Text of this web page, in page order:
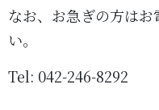
なお、お急ぎの方は
い。
Tel: 042-246-8292